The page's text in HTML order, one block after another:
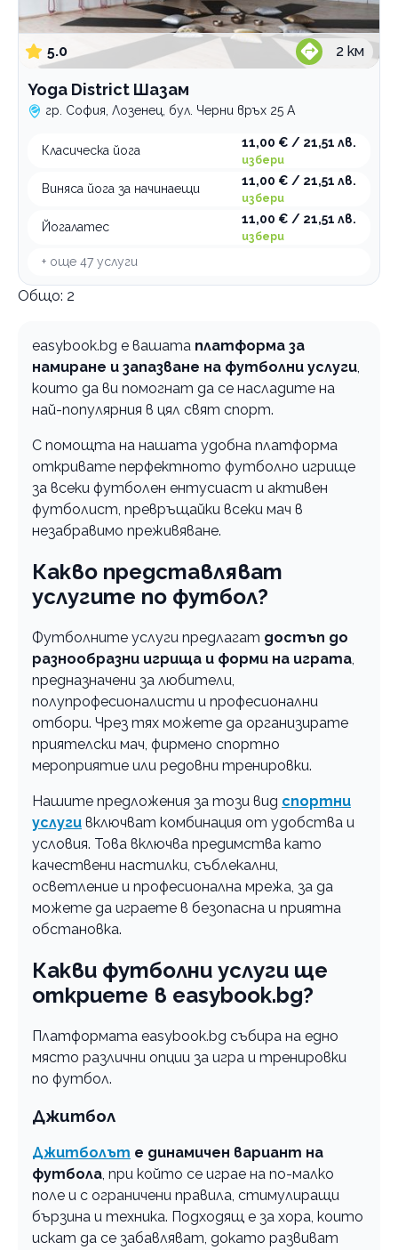
5.0 2 км
Yoga District Шазам
гр. София, Лозенец, бул. Черни връх 25 А
Класическа йога
11,00 € / 21,51 лв.
избери
Виняса йога за начинаещи
11,00 € / 21,51 лв.
избери
Йогалатес
11,00 € / 21,51 лв.
избери
+ още 47 услуги
Общо: 2
easybook.bg е вашата платформа за
намиране и запазване на футболни услуги,
които да ви помогнат да се насладите на
най-популярния в цял свят спорт.
С помощта на нашата удобна платформа
откривате перфектното футболно игрище
за всеки футболен ентусиаст и активен
футболист, превръщайки всеки мач в
незабравимо преживяване.
Какво представляват
услугите по футбол?
Футболните услуги предлагат достъп до
разнообразни игрища и форми на играта,
предназначени за любители,
полупрофесионалисти и професионални
отбори. Чрез тях можете да организирате
приятелски мач, фирмено спортно
мероприятие или редовни тренировки.
Нашите предложения за този вид спортни
услуги включват комбинация от удобства и
условия. Това включва предимства като
качествени настилки, съблекални,
осветление и професионална мрежа, за да
можете да играете в безопасна и приятна
обстановка.
Какви футболни услуги ще
откриете в easybook.bg?
Платформата еasybook.bg събира на едно
място различни опции за игра и тренировки
по футбол.
Джитбол
Джитболът е динамичен вариант на
футбола, при който се играе на по-малко
поле и с ограничени правила, стимулиращи
бързина и техника. Подходящ е за хора, които
искат да се забавляват, докато развиват